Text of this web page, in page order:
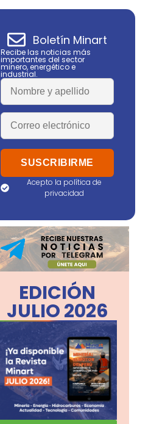
Boletín Minart
Recibe las noticias más
importantes del sector
minero, energético e
industrial.
Acepto la política de
privacidad
EDICIÓN
JULIO 2026